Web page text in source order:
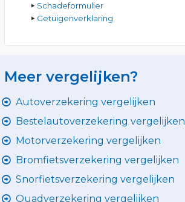
Schadeformulier
Getuigenverklaring
Meer vergelijken?
Autoverzekering vergelijken
Bestelautoverzekering vergelijken
Motorverzekering vergelijken
Bromfietsverzekering vergelijken
Snorfietsverzekering vergelijken
Quadverzekering vergelijken